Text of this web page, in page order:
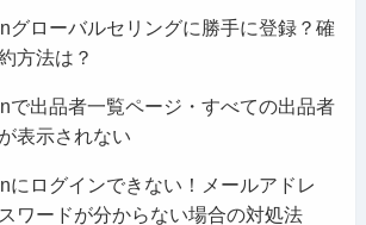
グローバルセリングに勝手に登録？確
方法は？
で出品者一覧ページ・すべての出品者
表示されない
にログインできない！メールアドレ
ワードが分からない場合の対処法